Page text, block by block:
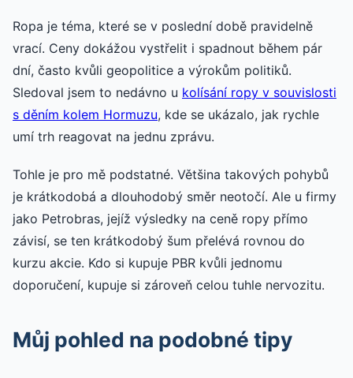
Ropa je téma, které se v poslední době pravidelně
vrací. Ceny dokážou vystřelit i spadnout během pár
dní, často kvůli geopolitice a výrokům politiků.
Sledoval jsem to nedávno u kolísání ropy v souvislosti
s děním kolem Hormuzu, kde se ukázalo, jak rychle
umí trh reagovat na jednu zprávu.
Tohle je pro mě podstatné. Většina takových pohybů
je krátkodobá a dlouhodobý směr neotočí. Ale u firmy
jako Petrobras, jejíž výsledky na ceně ropy přímo
závisí, se ten krátkodobý šum přelévá rovnou do
kurzu akcie. Kdo si kupuje PBR kvůli jednomu
doporučení, kupuje si zároveň celou tuhle nervozitu.
Můj pohled na podobné tipy